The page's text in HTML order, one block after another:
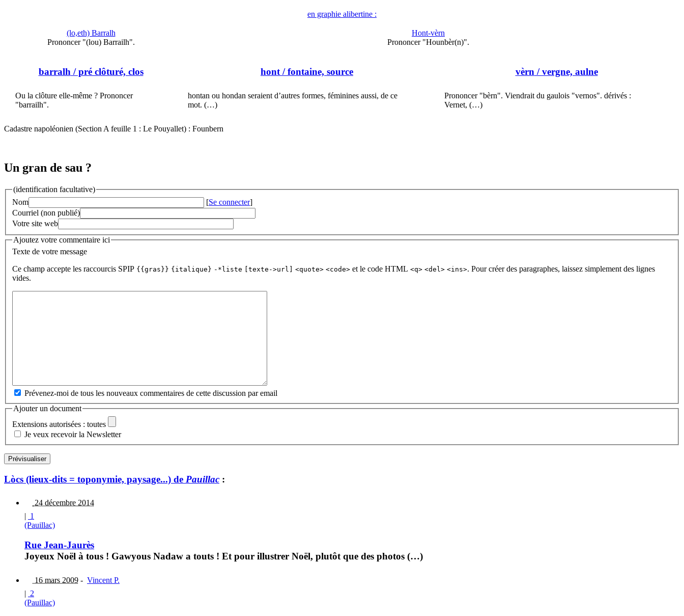
en graphie alibertine :
(lo,eth) Barralh
Prononcer "(lou) Barrailh".
barralh / pré clôturé, clos
Ou la clôture elle-même ? Prononcer
"barrailh".
Hont-vèrn
Prononcer "Hounbèr(n)".
hont / fontaine, source
hontan ou hondan seraient d’autres formes, féminines aussi, de ce
mot. (…)
vèrn / vergne, aulne
Prononcer "bèrn". Viendrait du gaulois "vernos". dérivés :
Vernet, (…)
Cadastre napoléonien (Section A feuille 1 : Le Pouyallet) : Founbern
Un gran de sau ?
(identification facultative)
Nom
[Se connecter]
Courriel (non publié)
Votre site web
Ajoutez votre commentaire ici
Texte de votre message
Ce champ accepte les raccourcis SPIP {{gras}} {italique} -*liste [texte->url] <quote> <code> et le code HTML <q> <del> <ins>. Pour créer des paragraphes, laissez simplement des lignes
vides.
Prévenez-moi de tous les nouveaux commentaires de cette discussion par email
Ajouter un document
Extensions autorisées : toutes
Je veux recevoir la Newsletter
Lòcs (lieux-dits = toponymie, paysage...) de Pauillac :
24 décembre 2014
| 1
(Pauillac)
Rue Jean-Jaurès
Joyeux Noël à tous ! Gawyous Nadaw a touts ! Et pour illustrer Noël, plutôt que des photos (…)
16 mars 2009 - Vincent P.
| 2
(Pauillac)